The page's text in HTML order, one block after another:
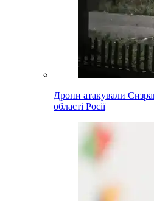
Дрони атакували
області Росії